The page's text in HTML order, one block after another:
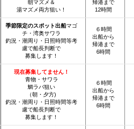
朝マズメ＆
湯マズメ両方狙い！
帰港まで
12時間
季節限定のスポット出船マゴ
チ・湾奥サワラ
釣況・潮周り・日照時間等考
慮で船長判断で
募集します！
６時間
出船から
帰港まで
6時間
現在募集してません！
青物・サワラ
鯛ラバ狙い
（朝・夕方)
釣況・潮周り・日照時間等考
慮で船長判断で
募集します！
６時間
出船から
帰港まで
6時間